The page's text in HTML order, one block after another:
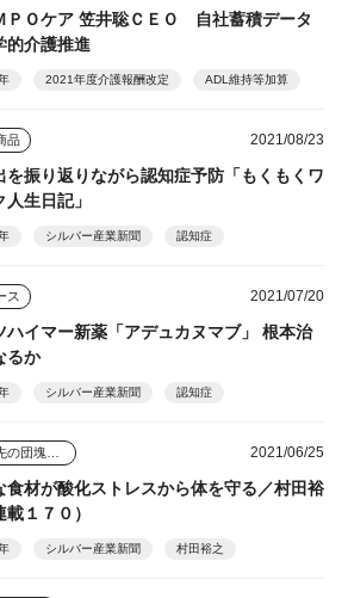
ＰＯケア 笠井聡ＣＥＯ 自社蓄積データ
的介護推進
2021年度介護報酬改定 ADL維持等加算
品 2021/08/23
を振り返りながら認知症予防「もくもくワ
人生日記」
シルバー産業新聞 認知症
ス 2021/07/20
ハイマー新薬「アデュカヌマブ」 根本治
るか
シルバー産業新聞 認知症
2021/06/25
食材が酸化ストレスから体を守る／村田裕
載１７０）
シルバー産業新聞 村田裕之